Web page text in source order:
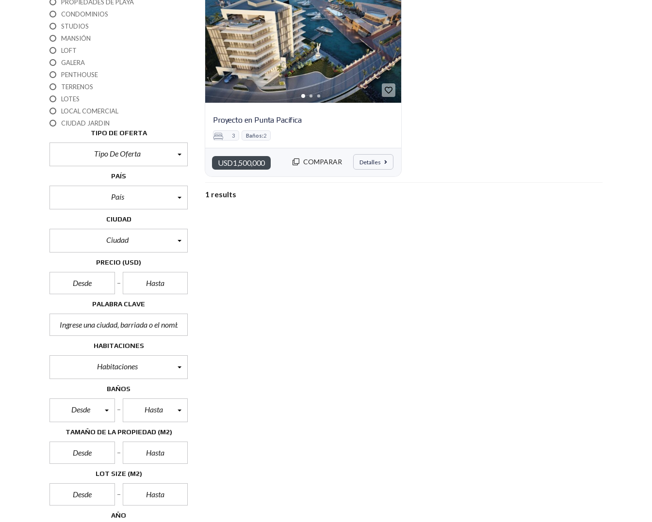
C
A
D
O
M
I
N
I
C
A
N
A
E
S
PROPIEDADES DE PLAYA
CONDOMINIOS
STUDIOS
MANSIÓN
LOFT
GALERA
PENTHOUSE
TERRENOS
LOTES
LOCAL COMERCIAL
CIUDAD JARDIN
TIPO DE OFERTA
Tipo De Oferta
PAÍS
País
CIUDAD
Ciudad
PRECIO (USD)
PALABRA CLAVE
HABITACIONES
Habitaciones
BAÑOS
Desde Hasta
TAMAÑO DE LA PROPIEDAD (M2)
LOT SIZE (M2)
AÑO
Proyecto en Punta Pacífica
USD1,500,000
3 Baños:2
COMPARAR Detalles
1 results